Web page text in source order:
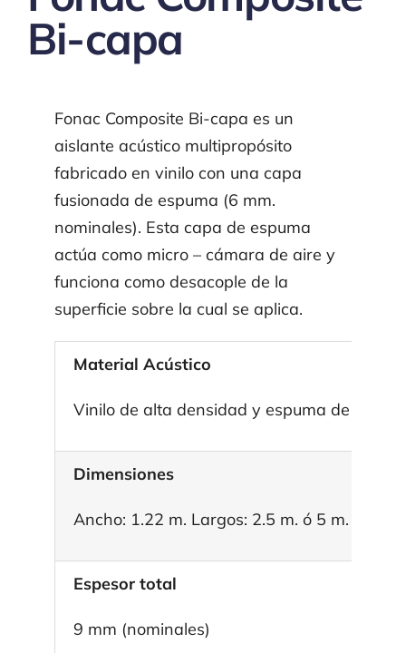
Productos
Institucional
Archivo Técnico
Bi-capa
Fonac Composite Bi-capa es un
aislante acústico multipropósito
fabricado en vinilo con una capa
fusionada de espuma (6 mm.
nominales). Esta capa de espuma
actúa como micro – cámara de aire y
funciona como desacople de la
superficie sobre la cual se aplica.
Material Acústico
Vinilo de alta densidad y espuma de
Dimensiones
Ancho: 1.22 m. Largos: 2.5 m. ó 5 m.
Espesor total
9 mm (nominales)